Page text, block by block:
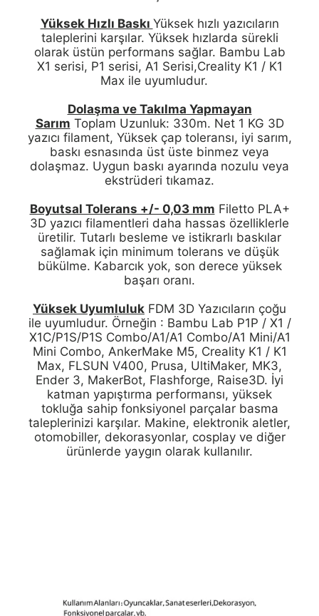
Yüksek Hızlı Baskı Yüksek hızlı yazıcıların
taleplerini karşılar. Yüksek hızlarda sürekli
olarak üstün performans sağlar. Bambu Lab
X1 serisi, P1 serisi, A1 Serisi,Creality K1 / K1
Max ile uyumludur.
Dolaşma ve Takılma Yapmayan
Sarım Toplam Uzunluk: 330m. Net 1 KG 3D
yazıcı filament, Yüksek çap toleransı, iyi sarım,
baskı esnasında üst üste binmez veya
dolaşmaz. Uygun baskı ayarında nozulu veya
ekstrüderi tıkamaz.
Boyutsal Tolerans +/- 0,03 mm Filetto PLA+
3D yazıcı filamentleri daha hassas özelliklerle
üretilir. Tutarlı besleme ve istikrarlı baskılar
sağlamak için minimum tolerans ve düşük
bükülme. Kabarcık yok, son derece yüksek
başarı oranı.
Yüksek Uyumluluk FDM 3D Yazıcıların çoğu
ile uyumludur. Örneğin : Bambu Lab P1P / X1 /
X1C/P1S/P1S Combo/A1/A1 Combo/A1 Mini/A1
Mini Combo, AnkerMake M5, Creality K1 / K1
Max, FLSUN V400, Prusa, UltiMaker, MK3,
Ender 3, MakerBot, Flashforge, Raise3D. İyi
katman yapıştırma performansı, yüksek
tokluğa sahip fonksiyonel parçalar basma
taleplerinizi karşılar. Makine, elektronik aletler,
otomobiller, dekorasyonlar, cosplay ve diğer
ürünlerde yaygın olarak kullanılır.